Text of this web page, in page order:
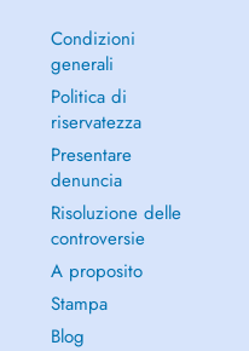
Condizioni
generali
Politica di
riservatezza
Presentare
denuncia
Risoluzione delle
controversie
A proposito
Stampa
Blog